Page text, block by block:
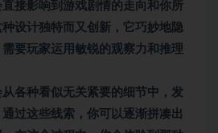
接影响到游戏剧情的走向和你所
设计独特而又创新，它巧妙地隐
要玩家运用敏锐的观察力和推理
各种看似无关紧要的细节中，发
过这些线索，你可以逐渐拼凑出